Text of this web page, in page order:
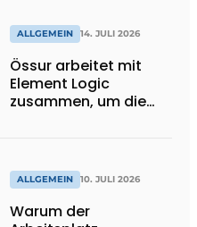
ALLGEMEIN 14. JULI 2026
Össur arbeitet mit
Element Logic
zusammen, um die
unterstützen
ALLGEMEIN 10. JULI 2026
Warum der